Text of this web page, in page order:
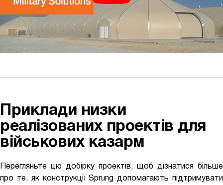
Приклади низки
реалізованих проектів для
військових казарм
Перегляньте цю добірку проектів, щоб дізнатися більше
про те, як конструкції Sprung допомагають підтримувати